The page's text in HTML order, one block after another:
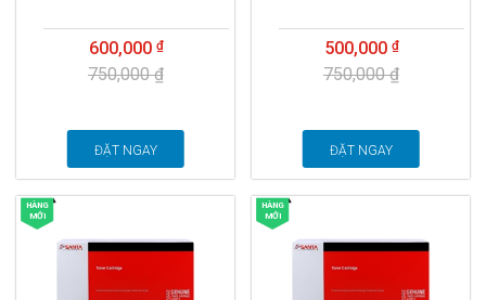
600,000
750,000 ₫
ĐẶT NGAY
500,000
750,000 ₫
ĐẶT NGAY
HÀNG
MỚI
HÀNG
MỚI